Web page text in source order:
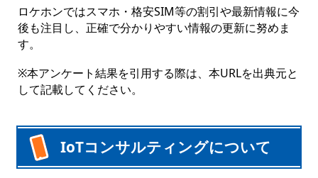
ロケホンではスマホ・格安SIM等の割引や最新情報に今
後も注目し、正確で分かりやすい情報の更新に努めま
す。
※本アンケート結果を引用する際は、本URLを出典元と
して記載してください。
IoTコンサルティングについて